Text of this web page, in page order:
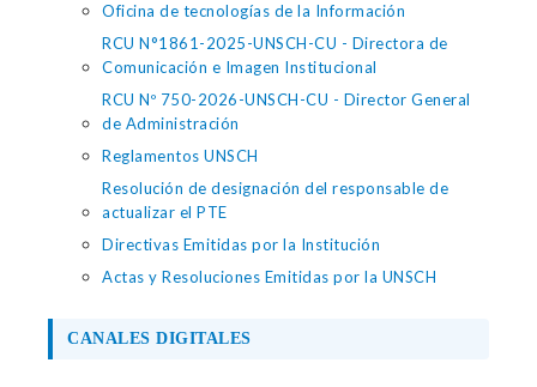
Oficina de tecnologías de la Información
RCU N°1861-2025-UNSCH-CU - Directora de
Comunicación e Imagen Institucional
RCU Nº 750-2026-UNSCH-CU - Director General
de Administración
Reglamentos UNSCH
Resolución de designación del responsable de
actualizar el PTE
Directivas Emitidas por la Institución
Actas y Resoluciones Emitidas por la UNSCH
CANALES DIGITALES